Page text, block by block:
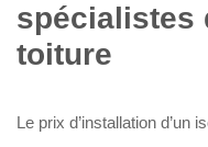
spécialistes
toiture
Le prix d’installation d’un